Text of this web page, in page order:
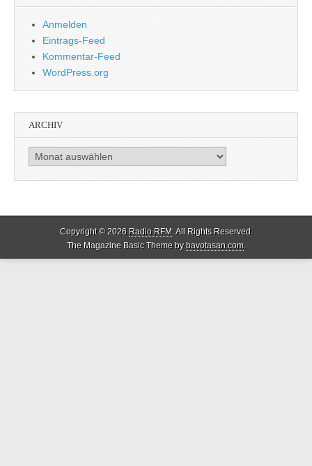
Anmelden
Eintrags-Feed
Kommentar-Feed
WordPress.org
ARCHIV
Archiv
Copyright © 2026 Radio RFM. All Rights Reserved.
The Magazine Basic Theme bybavotasan.com.